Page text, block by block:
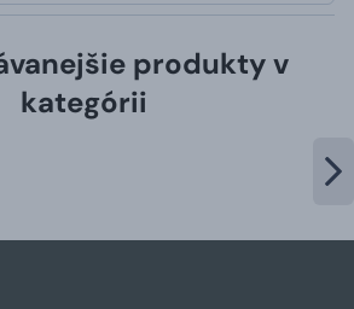
produkty v
kategórii